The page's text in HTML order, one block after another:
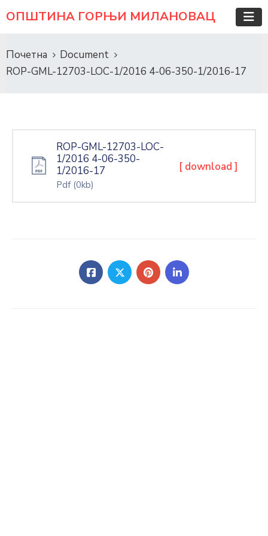
ОПШТИНА ГОРЊИ МИЛАНОВАЦ
Почетна
Document
ROP-GML-12703-LOC-1/2016 4-06-350-1/2016-17
ROP-GML-12703-LOC-
1/2016 4-06-350-
1/2016-17
Pdf (0kb)
[ download ]